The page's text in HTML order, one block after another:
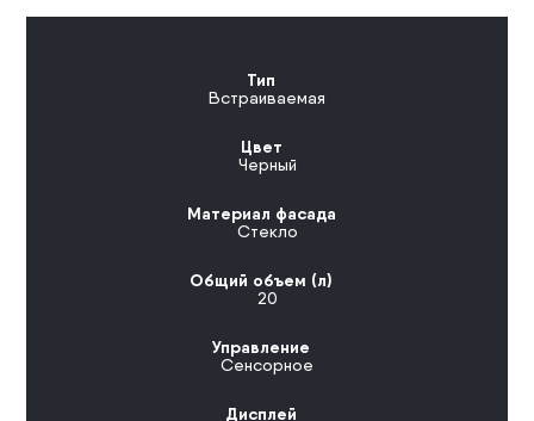
Тип
Встраиваемая
Цвет
Черный
Материал фасада
Стекло
Общий объем (л)
20
Управление
Сенсорное
Дисплей